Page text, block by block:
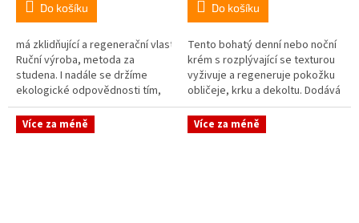
Do košíku
má zklidňující a regenerační vlastnosti
Ruční výroba, metoda za
studena. I nadále se držíme
ekologické odpovědnosti tím,
že nabízíme naše mýdla z
oslího...
Do košíku
Tento bohatý denní nebo noční
krém s rozplývající se texturou
vyživuje a regeneruje pokožku
obličeje, krku a dekoltu. Dodává
jí pružnost a pohodlí a bojuje
proti známkám...
Více za méně Více za méně